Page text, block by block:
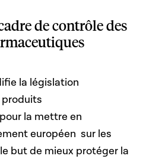
de contrôle des
la législation
produits
la mettre en
européen sur les
but de mieux protéger la